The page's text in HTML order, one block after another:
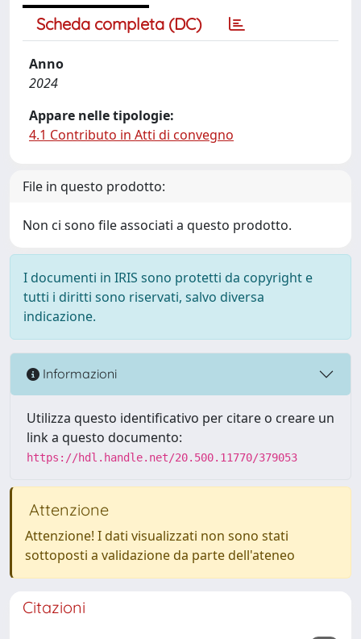
Scheda completa (DC)
Anno
2024
Appare nelle tipologie:
4.1 Contributo in Atti di convegno
File in questo prodotto:
Non ci sono file associati a questo prodotto.
I documenti in IRIS sono protetti da copyright e
tutti i diritti sono riservati, salvo diversa
indicazione.
Informazioni
Utilizza questo identificativo per citare o creare un
link a questo documento:
https://hdl.handle.net/20.500.11770/379053
Attenzione
Attenzione! I dati visualizzati non sono stati
sottoposti a validazione da parte dell'ateneo
Citazioni